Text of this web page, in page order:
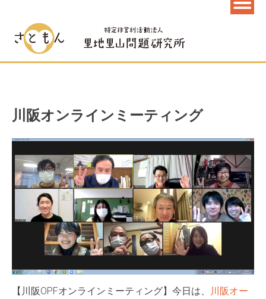
川阪オンラインミーティング
【川阪OPFオンラインミーティング】今日は、
川阪オー